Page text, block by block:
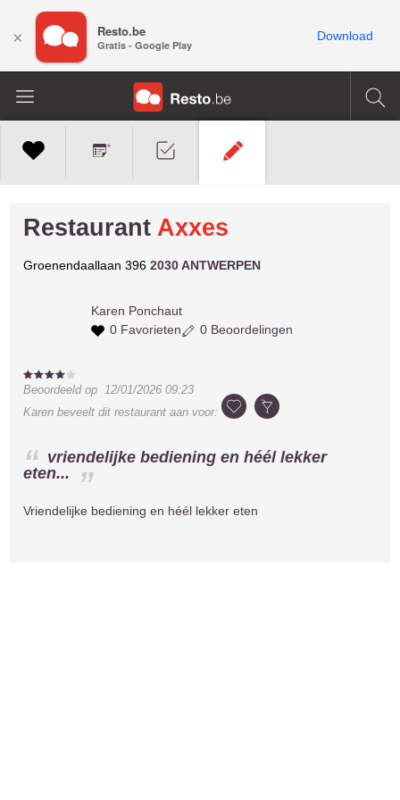
Restaurant Axxes
Groenendaallaan 3962030 ANTWERPEN
Karen Ponchaut
0 Favorieten
0 Beoordelingen
Beoordeeld op12/01/2026 09:23
Karen beveelt dit restaurant aan voor:
vriendelijke bediening en héél lekker
eten...
Vriendelijke bediening en héél lekker eten
× Resto.be
Gratis - Google Play
Download